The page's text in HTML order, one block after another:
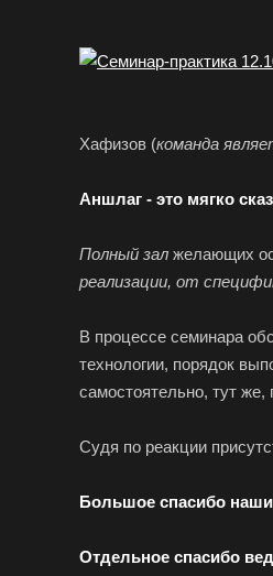
Хафизов (команда
Аншлаг - это мягко
Полный зал желающих
реализации, от
В процессе семинара
технологии, порядок
самостоятельно, тут же,
Судя по реакции
Большое спасибо
Отдельное спасибо